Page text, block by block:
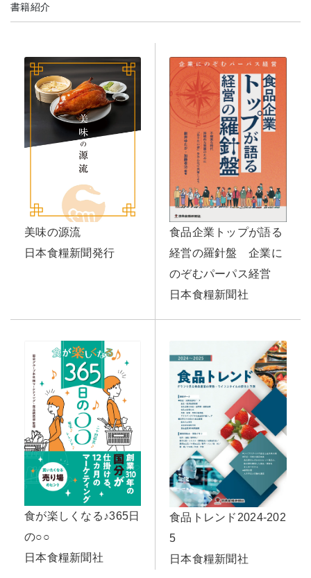
書籍紹介
美味の源流
日本食糧新聞発行
食品企業トップが語る
経営の羅針盤 企業に
のぞむパーパス経営
日本食糧新聞社
食が楽しくなる♪365日
の○○
日本食糧新聞社
食品トレンド2024-202
5
日本食糧新聞社